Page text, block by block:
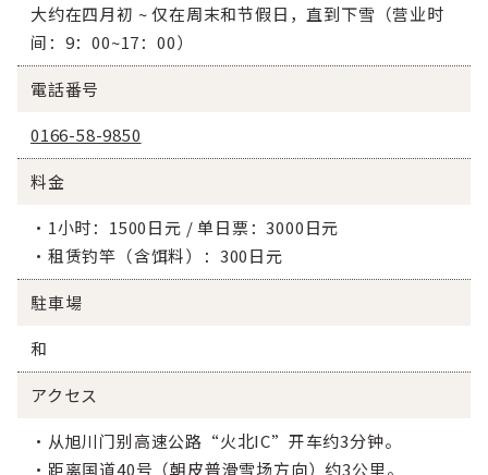
大约在四月初 ~ 仅在周末和节假日，直到下雪（营业时
间：9：00~17：00）
電話番号
0166-58-9850
料金
·1小时：1500日元 / 单日票：3000日元
·租赁钓竿（含饵料）：300日元
駐車場
和
アクセス
·从旭川门别高速公路“火北IC”开车约3分钟。
·距离国道40号（朝皮普滑雪场方向）约3公里。